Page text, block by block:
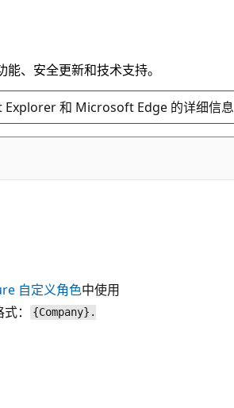
、安全更新和技术支持。
和 Microsoft Edge 的详细信息
自定义角色中使用
：
{Company}.